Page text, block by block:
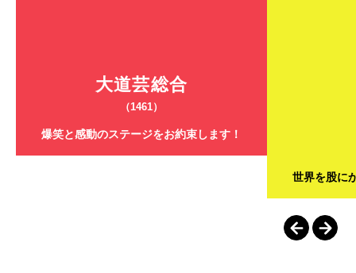
大道芸総合
（1461）
爆笑と感動のステージをお約束します！
世界を股に